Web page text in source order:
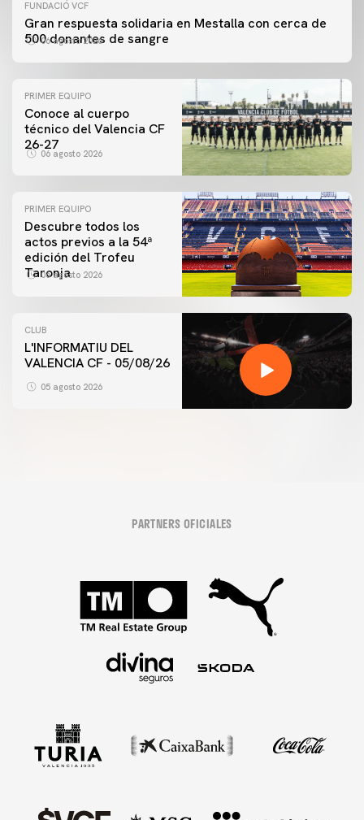
FUNDACIÓ VCF
Gran respuesta solidaria en Mestalla con cerca de
500 donantes de sangre
06 agosto 2026
PRIMER EQUIPO
Conoce al cuerpo
técnico del Valencia CF
26-27
06 agosto 2026
PRIMER EQUIPO
Descubre todos los
actos previos a la 54ª
edición del Trofeu
Taronja
06 agosto 2026
CLUB
L'INFORMATIU DEL
VALENCIA CF - 05/08/26
05 agosto 2026
PARTNERS OFICIALES